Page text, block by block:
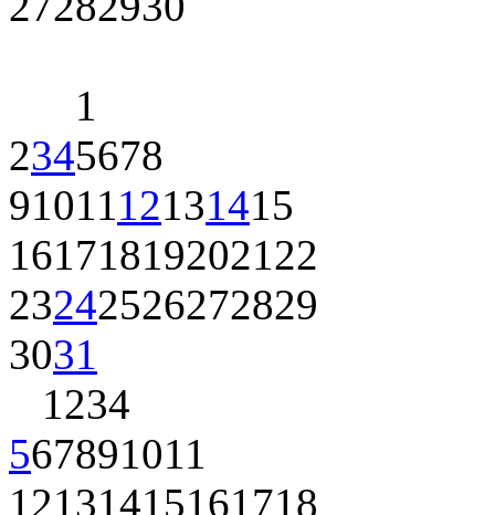
1
2345678
9101112131415
16171819202122
23242526272829
3031
1234
567891011
12131415161718